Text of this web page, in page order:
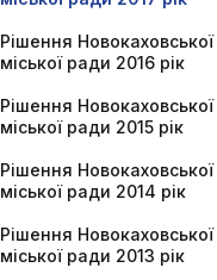
Рішення Новокаховської
міської ради 2016 рік
Рішення Новокаховської
міської ради 2015 рік
Рішення Новокаховської
міської ради 2014 рік
Рішення Новокаховської
міської ради 2013 рік